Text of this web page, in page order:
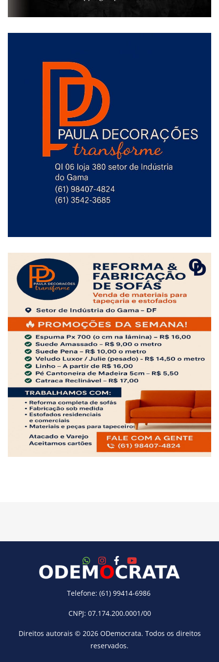
Telefone: (61) 99414-6986
CNPJ: 07.174.200.0001/00
Direitos autorais © 2026 ODemocrata. Todos os direitos
reservados.